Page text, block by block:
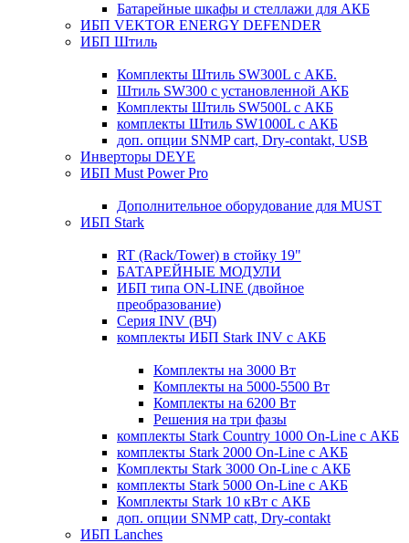
Батарейные шкафы и стеллажи для АКБ
ИБП VEKTOR ENERGY DEFENDER
ИБП Штиль
Комплекты Штиль SW300L с АКБ.
Штиль SW300 с установленной АКБ
Комплекты Штиль SW500L с АКБ
комплекты Штиль SW1000L с АКБ
доп. опции SNMP cart, Dry-contakt, USB
Инверторы DEYE
ИБП Must Power Pro
Дополнительное оборудование для MUST
ИБП Stark
RT (Rack/Tower) в стойку 19"
БАТАРЕЙНЫЕ МОДУЛИ
ИБП типа ON-LINE (двойное
преобразование)
Серия INV (ВЧ)
комплекты ИБП Stark INV с АКБ
Комплекты на 3000 Вт
Комплекты на 5000-5500 Вт
Комплекты на 6200 Вт
Решения на три фазы
комплекты Stark Country 1000 On-Line с АКБ
комплекты Stark 2000 On-Line с АКБ
Комплекты Stark 3000 On-Line с АКБ
комплекты Stark 5000 On-Line с АКБ
Комплекты Stark 10 кВт с АКБ
доп. опции SNMP catt, Dry-contakt
ИБП Lanches